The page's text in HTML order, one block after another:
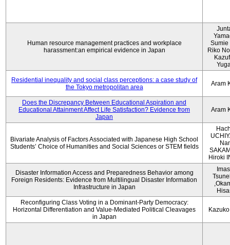
Human resource management practices and workplace
harassment:an empirical evidence in Japan
Sumie
Riko
Residential inequality and social class perceptions: a case study of
the Tokyo metropolitan area
Aram
Does the Discrepancy Between Educational Aspiration and
Educational Attainment Affect Life Satisfaction? Evidence from
Japan
Aram
Bivariate Analysis of Factors Associated with Japanese High School
Students’ Choice of Humanities and Social Sciences or STEM fields
Hiroki
Disaster Information Access and Preparedness Behavior among
Foreign Residents: Evidence from Multilingual Disaster Information
Infrastructure in Japan
Reconfiguring Class Voting in a Dominant-Party Democracy:
Horizontal Differentiation and Value-Mediated Political Cleavages
in Japan